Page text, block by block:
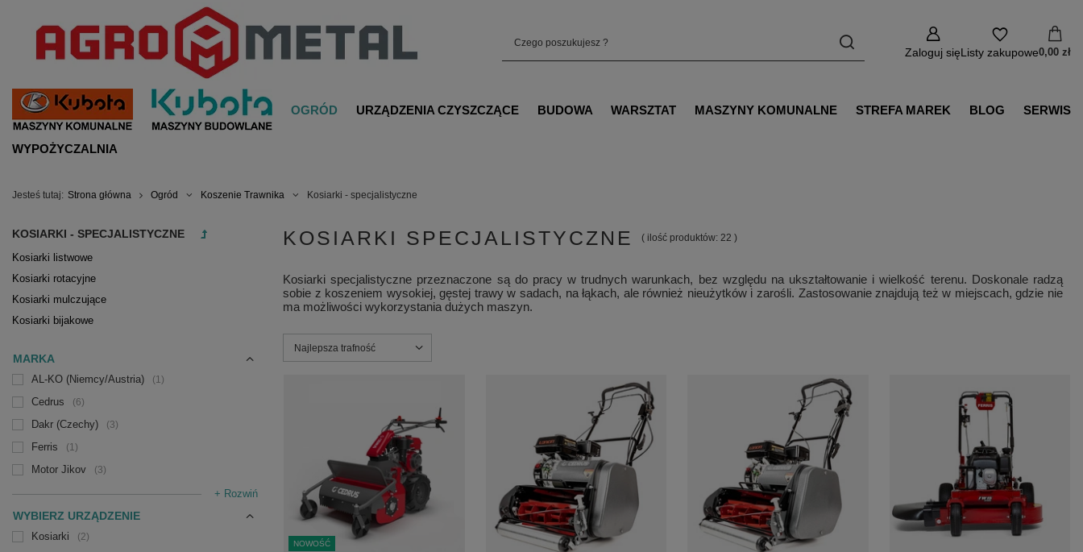
Zaloguj sięListy zakupowe0,00 zł
OGRÓD URZĄDZENIA CZYSZCZĄCE BUDOWA WARSZTAT MASZYNY KOMUNALNE STREFA MAREK BLOG SERWIS
WYPOŻYCZALNIA
Jesteś tutaj: Strona główna Ogród Koszenie Trawnika Kosiarki - specjalistyczne
KOSIARKI - SPECJALISTYCZNE
Kosiarki listwowe
Kosiarki rotacyjne
Kosiarki mulczujące
Kosiarki bijakowe
MARKA
AL-KO (Niemcy/Austria) 1
Cedrus 6
Dakr (Czechy) 3
Ferris 1
Motor Jikov 3
+ Rozwiń
WYBIERZ URZĄDZENIE
Kosiarki 2
KOSIARKI SPECJALISTYCZNE ( ilość produktów: 22 )
Kosiarki specjalistyczne przeznaczone są do pracy w trudnych warunkach, bez względu na ukształtowanie i wielkość terenu. Doskonale radzą
sobie z koszeniem wysokiej, gęstej trawy w sadach, na łąkach, ale również nieużytków i zarośli. Zastosowanie znajdują też w miejscach, gdzie nie
ma możliwości wykorzystania dużych maszyn.
Zmień sortowanie
Najlepsza trafność
NOWOŚĆ